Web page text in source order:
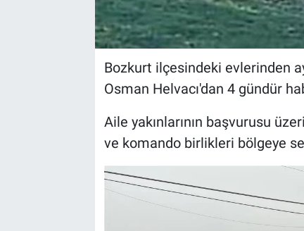
Bozkurt ilçesindeki evlerinden
Osman Helvacı'dan 4 gündür
Aile yakınlarının başvurusu
ve komando birlikleri bölgeye